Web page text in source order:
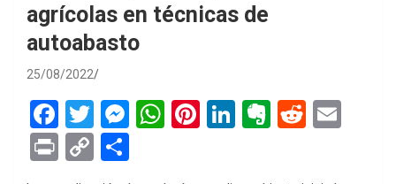
agrícolas en técnicas de
autoabasto
25/08/2022
F
a
ce
T
wi
tt
M W Pi Li
E
R
Pr
in
C
o
h